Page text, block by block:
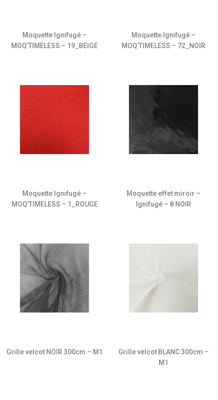
Moquette Ignifugé –
MOQ’TIMELESS – 19_BEIGE
Moquette Ignifugé –
MOQ’TIMELESS – 72_NOIR
Moquette Ignifugé –
MOQ’TIMELESS – 1_ROUGE
Moquette effet miroir –
Ignifugé – 8 NOIR
Grille velcot NOIR 300cm – M1
Grille velcot BLANC 300cm –
M1